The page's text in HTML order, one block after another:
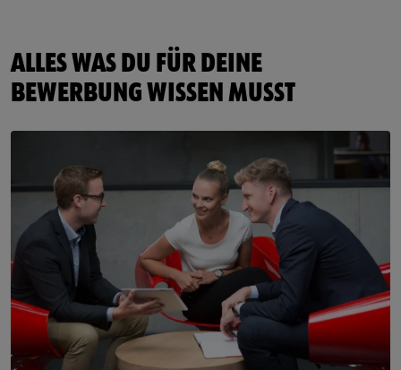
ALLES WAS DU FÜR DEINE
BEWERBUNG WISSEN MUSST